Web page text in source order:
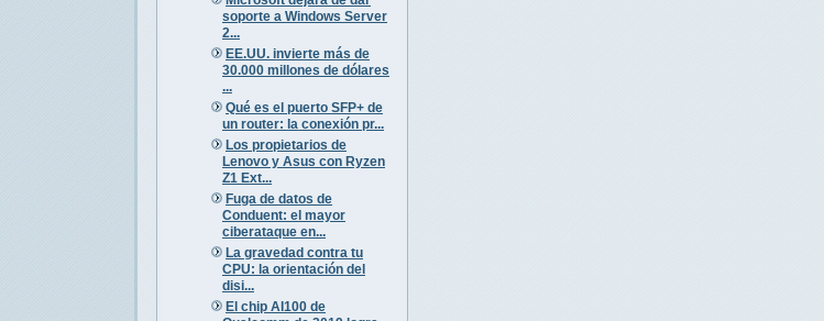
soporte a Windows Server
2...
EE.UU. invierte más de
30.000 millones de dólares
...
Qué es el puerto SFP+ de
un router: la conexión pr...
Los propietarios de
Lenovo y Asus con Ryzen
Z1 Ext...
Fuga de datos de
Conduent: el mayor
ciberataque en...
La gravedad contra tu
CPU: la orientación del
disi...
El chip AI100 de